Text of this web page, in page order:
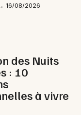
16/08/2026
des Nuits
: 10
à vivre